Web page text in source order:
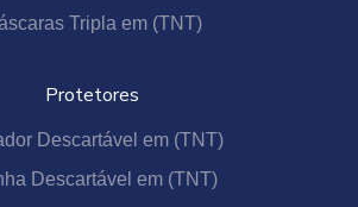
Tripla em (TNT)
Protetores
Descartável em (TNT)
Descartável em (TNT)